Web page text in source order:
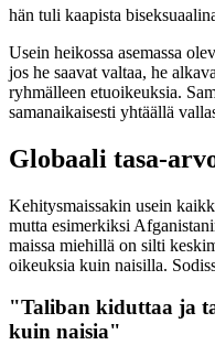
hän tuli kaapista
Usein heikossa asemassa
jos he saavat valtaa, he
ryhmälleen etuoikeuksia.
samanaikaisesti yhtäällä
Globaali tasa-
Kehitysmaissakin usein
mutta esimerkiksi
maissa miehillä on silti
oikeuksia kuin naisilla.
"Taliban kiduttaa ja
kuin naisia"